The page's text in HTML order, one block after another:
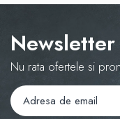
Newsletter
Nu rata ofertele si